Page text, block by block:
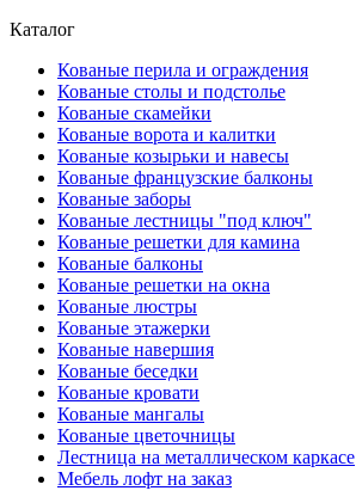
Каталог
Кованые перила и ограждения
Кованые столы и подстолье
Кованые скамейки
Кованые ворота и калитки
Кованые козырьки и навесы
Кованые французские балконы
Кованые заборы
Кованые лестницы "под ключ"
Кованые решетки для камина
Кованые балконы
Кованые решетки на окна
Кованые люстры
Кованые этажерки
Кованые навершия
Кованые беседки
Кованые кровати
Кованые мангалы
Кованые цветочницы
Лестница на металлическом каркасе
Мебель лофт на заказ